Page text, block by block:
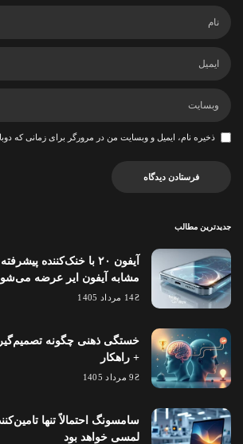
ذخیره نام، ایمیل و وبسایت من در مرورگر برای زمانی که
جدیدترین مطالب
آیفون ۲۰ با خنک‌کننده
مشابه آیفون ایر عرضه
14 مرداد 1405
خستگی ذهنی چگونه
+ راهکار
9 مرداد 1405
سامسونگ احتمالاً تنها
لمسی خواهد بود